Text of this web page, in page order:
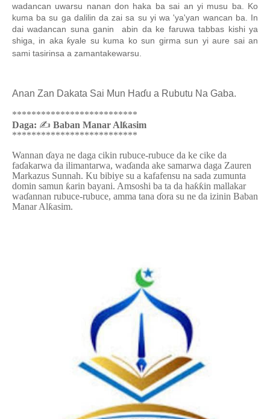
wadancan uwarsu nanan don haka ba sai an yi musu ba. Ko
kuma ba su ga dalilin da zai sa su yi wa 'ya'yan wancan ba. In
dai wadancan suna ganin abin da ke faruwa tabbas kishi ya
shiga, in aka ƙyale su kuma ko sun girma sun yi aure sai an
sami tasirinsa a zamantakewarsu.
Anan Zan Dakata Sai Mun Haɗu a Rubutu Na Gaba.
**************************
Daga: ✍ Baban Manar Alƙasim
**************************
Wannan ɗaya ne daga cikin rubuce-rubuce da ke cike da
faɗakarwa da ilimantarwa, waɗanda ake samarwa daga Zauren
Markazus Sunnah. Ku bibiye su a kafafensu na sada zumunta
domin samun ƙarin bayani. Amsoshi ba ta da haƙƙin mallakar
waɗannan rubuce-rubuce, amma tana ɗora su ne da izinin Baban
Manar Alƙasim.